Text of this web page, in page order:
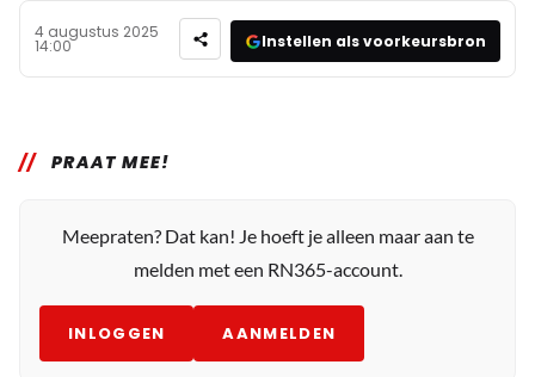
4 augustus 2025
14:00 Instellen als voorkeursbron
PRAAT MEE!
Meepraten? Dat kan! Je hoeft je alleen maar aan te
melden met een RN365-account.
INLOGGEN AANMELDEN